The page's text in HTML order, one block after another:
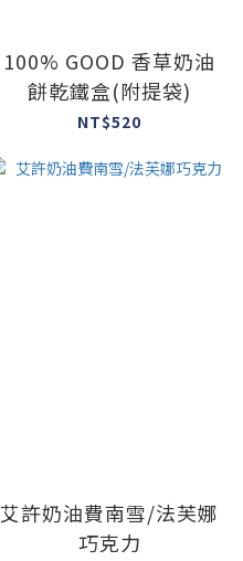
100% GOOD 香草奶油
餅乾鐵盒(附提袋)
NT$520
艾許奶油費南雪/法芙娜
巧克力